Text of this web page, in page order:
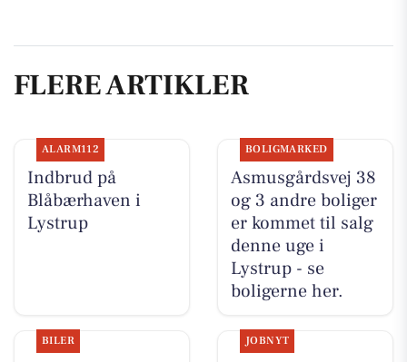
FLERE ARTIKLER
ALARM112
Indbrud på
Blåbærhaven i
Lystrup
BOLIGMARKED
Asmusgårdsvej 38
og 3 andre boliger
er kommet til salg
denne uge i
Lystrup - se
boligerne her.
BILER JOBNYT